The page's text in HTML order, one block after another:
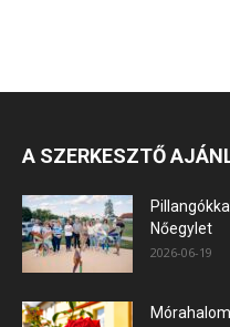
A SZERKESZTŐ
Nőegylet
2026-06-19